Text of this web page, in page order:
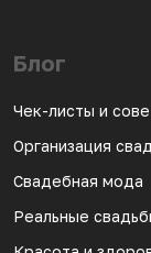
Блог
Чек-листы и
Организация
Свадебная мода
Реальные